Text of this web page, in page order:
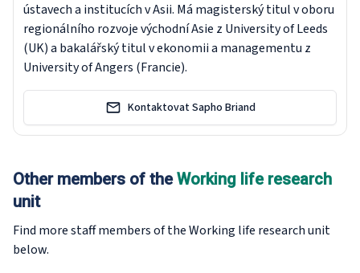
ústavech a institucích v Asii. Má magisterský titul v oboru
regionálního rozvoje východní Asie z University of Leeds
(UK) a bakalářský titul v ekonomii a managementu z
University of Angers (Francie).
Kontaktovat Sapho Briand
Other members of the Working life research
unit
Find more staff members of the Working life researchunit
below.